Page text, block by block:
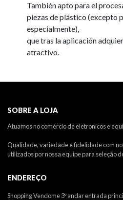
También apto para el
piezas de plástico (excepto
especialmente),
que tras la aplicación
atractivo.
SOBRE A LOJA
Atuamos no comércio de eletronicos e
Qualidade, variedade e fidelidade com
utilizados por nossa equipe para seleção
ENDEREÇO
Shopping Vendome 3º andar entrada